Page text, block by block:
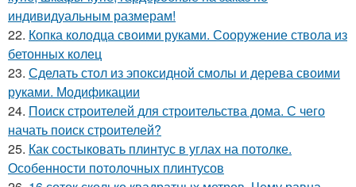
индивидуальным размерам!
22. Копка колодца своими руками. Сооружение ствола из
бетонных колец
23. Сделать стол из эпоксидной смолы и дерева своими
руками. Модификации
24. Поиск строителей для строительства дома. С чего
начать поиск строителей?
25. Как состыковать плинтус в углах на потолке.
Особенности потолочных плинтусов